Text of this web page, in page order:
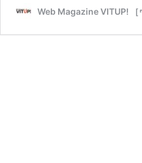
Web Magazine VITUP! ［